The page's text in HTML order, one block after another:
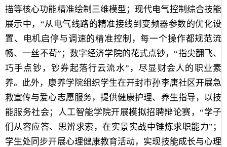
描等核心功能精准绘制三维模型；现代电气控制综合技能
展示中，“从电气线路的精准接线到变频器参数的优化设
置、电机启停与调速的精准控制，每一个操作都规范流
畅、一丝不苟”；数字经济学院的花式点钞，“指尖翻飞、
巧手点钞，钞券起落行云流水”，尽显财会人的职业素
养。此外，康养学院组织学生在开封市孙李唐社区开展急
救宣传与爱心志愿服务，提供健康护理、养生指导，以技
能服务社会；人工智能学院开展模拟招聘辩论赛，“学子
们从容应答、思辨求索，在实景实战中锤炼求职能力”；
学生处同步开展心理健康教育活动，实现技能成长与心理